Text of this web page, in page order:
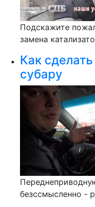
Подскажите
замена
Как
субару
безссмысленно -